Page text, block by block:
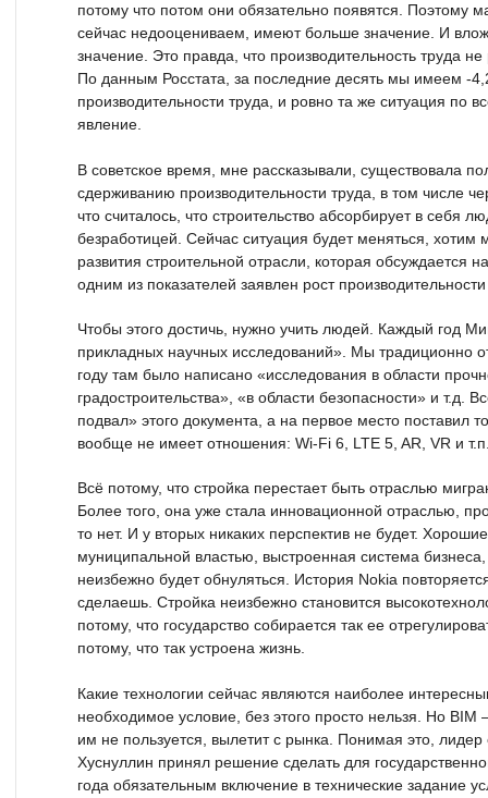
потому что потом они обязательно появятся. Поэтому
сейчас недооцениваем, имеют больше значение. И
значение. Это правда, что производительность труда не
По данным Росстата, за последние десять мы имеем -
производительности труда, и ровно та же ситуация по
явление.
В советское время, мне рассказывали, существовала
сдерживанию производительности труда, в том числе
что считалось, что строительство абсорбирует в себя
безработицей. Сейчас ситуация будет меняться, хотим
развития строительной отрасли, которая обсуждается
одним из показателей заявлен рост
Чтобы этого достичь, нужно учить людей. Каждый год
прикладных научных исследований». Мы традиционно
году там было написано «исследования в области
градостроительства», «в области безопасности» и т.д.
подвал» этого документа, а на первое место поставил
вообще не имеет отношения: Wi-Fi 6, LTE 5, AR, VR и
Всё потому, что стройка перестает быть отраслью
Более того, она уже стала инновационной отраслью,
то нет. И у вторых никаких перспектив не будет.
муниципальной властью, выстроенная система
неизбежно будет обнуляться. История Nokia
сделаешь. Стройка неизбежно становится
потому, что государство собирается так ее
потому, что так устроена жизнь.
Какие технологии сейчас являются наиболее
необходимое условие, без этого просто нельзя. Но BIM
им не пользуется, вылетит с рынка. Понимая это,
Хуснуллин принял решение сделать для
года обязательным включение в технические задание